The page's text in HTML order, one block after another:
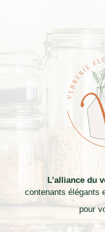
L’alliance du
contenants élégants
pour